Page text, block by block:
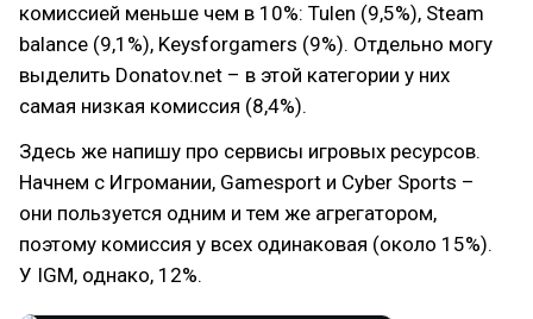
комиссией меньше чем в 10%: Tulen (9,5%), Steam
balance (9,1%), Keysforgamers (9%). Отдельно могу
выделить Donatov.net – в этой категории у них
самая низкая комиссия (8,4%).
Здесь же напишу про сервисы игровых ресурсов.
Начнем с Игромании, Gamesport и Cyber Sports –
они пользуется одним и тем же агрегатором,
поэтому комиссия у всех одинаковая (около 15%).
У IGM, однако, 12%.